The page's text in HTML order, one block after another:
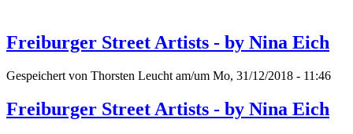
Freiburger Street Artists - by Nina Eich
Gespeichert von Thorsten Leucht am/um Mo, 31/12/2018 - 11:46
Freiburger Street Artists - by Nina Eich